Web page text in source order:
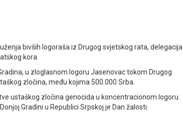
bivših logoraša iz Drugog svjetskog rata, delegacija
kora.
u zloglasnom logoru Јasenovac tokom Drugog
zločina, među kojima 500.000 Srba.
ustaškog zločina genocida u koncentracionom logoru
Gradini u Republici Srpskoj je Dan žalosti.